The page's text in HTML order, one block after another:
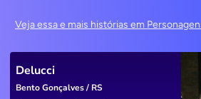
Veja essa e mais histórias em
Delucci
Bento Gonçalves / RS